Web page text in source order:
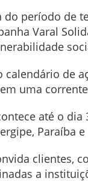
do período de
Varal
calendário de
uma
até o
Paraíba
clientes,
a